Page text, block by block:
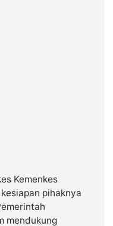
Kemenkes
pihaknya
mendukung